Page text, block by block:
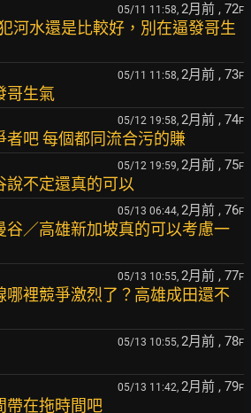
05/11 11:58, 2月前 , 72F
河水還是比較好，別在逼發哥生
05/11 11:58, 2月前 , 73F
哥生氣
05/12 19:58, 2月前 , 74F
者吧 每個都同流合污的賺
05/12 19:59, 2月前 , 75F
說不定還真的可以
05/13 06:44, 2月前 , 76F
谷／高雄新加坡真的可以考慮一
05/13 10:55, 2月前 , 77F
哪裡競爭激烈了？高雄成田還不
05/13 10:55, 2月前 , 78F
05/13 11:42, 2月前 , 79F
帶在拖時間吧